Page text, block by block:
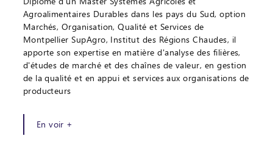
Agroalimentaires Durables dans les pays du Sud, option
Marchés, Organisation, Qualité et Services de
Montpellier SupAgro, Institut des Régions Chaudes, il
apporte son expertise en matière d'analyse des filières,
d'études de marché et des chaînes de valeur, en gestion
de la qualité et en appui et services aux organisations de
producteurs
En voir +